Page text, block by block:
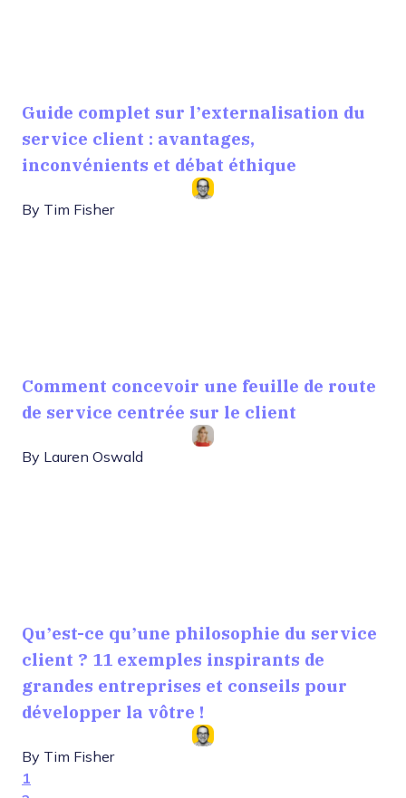
Guide complet sur l’externalisation du
service client : avantages,
inconvénients et débat éthique
By Tim Fisher
Comment concevoir une feuille de route
de service centrée sur le client
By Lauren Oswald
Qu’est-ce qu’une philosophie du service
client ? 11 exemples inspirants de
grandes entreprises et conseils pour
développer la vôtre !
By Tim Fisher
1